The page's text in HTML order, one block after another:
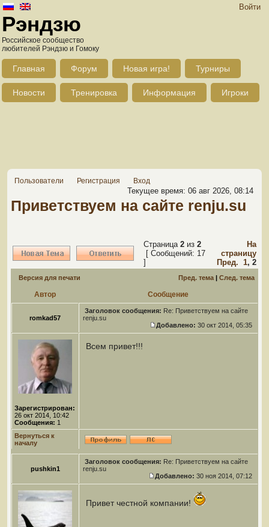
Войти
Рэндзю
Российское сообщество
любителей Рэндзю и Гомоку
Главная Форум Новая игра! Турниры
Новости Тренировка Информация Игроки
Пользователи Регистрация Вход
Текущее время: 06 авг 2026, 08:14
Приветствуем на сайте renju.su
Страница 2 из 2
[ Сообщений: 17
]
На
страницу
Пред. 1, 2
Версия для печати Пред. тема | След. тема
Автор Сообщение
romkad57
Заголовок сообщения: Re: Приветствуем на сайте
renju.su
Добавлено: 30 окт 2014, 05:35
Зарегистрирован:
26 окт 2014, 10:42
Сообщения: 1
Всем привет!!!
Вернуться к
началу
pushkin1
Заголовок сообщения: Re: Приветствуем на сайте
renju.su
Добавлено: 30 ноя 2014, 07:12
Привет честной компании!